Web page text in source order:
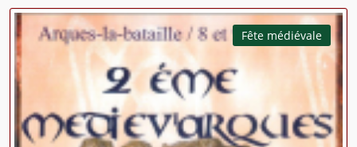
Fête médiévale